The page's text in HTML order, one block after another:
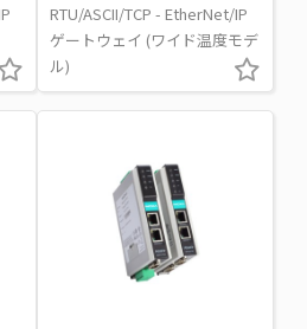
RTU/ASCII/TCP - EtherNet/IP
ゲートウェイ (ワイド温度モデ
ル)